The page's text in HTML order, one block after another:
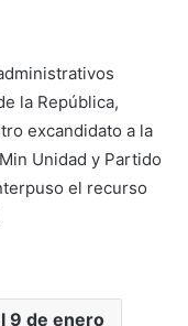
la República,
excandidato a la
Unidad y Partido
el recurso
9 de enero